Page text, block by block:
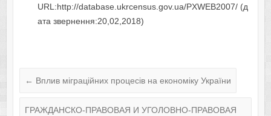
URL:http://database.ukrcensus.gov.ua/PXWEB2007/ (д
ата звернення:20,02,2018)
← Вплив міграційних процесів на економіку України
ГРАЖДАНСКО-ПРАВОВАЯ И УГОЛОВНО-ПРАВОВАЯ